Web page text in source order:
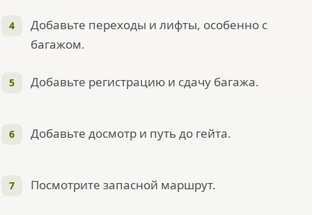
Добавьте переходы и лифты, особенно с
багажом.
Добавьте регистрацию и сдачу багажа.
Добавьте досмотр и путь до гейта.
Посмотрите запасной маршрут.